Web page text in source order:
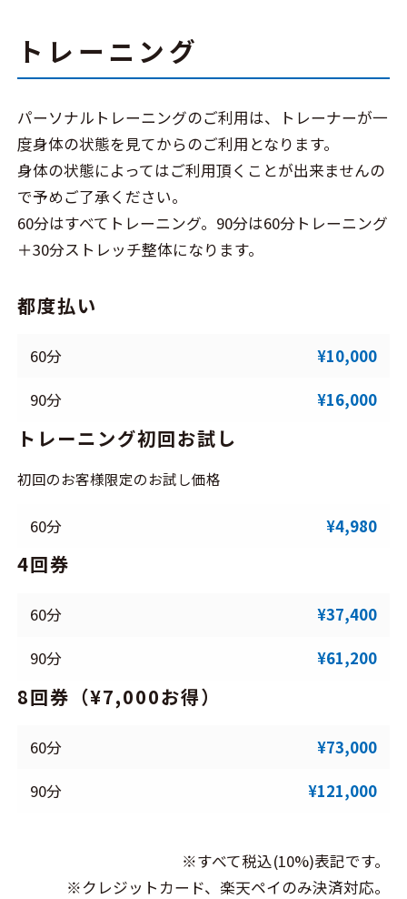
トレーニング
パーソナルトレーニングのご利用は、トレーナーが一
度身体の状態を見てからのご利用となります。
身体の状態によってはご利用頂くことが出来ませんの
で予めご了承ください。
60分はすべてトレーニング。90分は60分トレーニング
＋30分ストレッチ整体になります。
都度払い
60分 ¥10,000
90分 ¥16,000
トレーニング初回お試し
初回のお客様限定のお試し価格
60分 ¥4,980
4回券
60分 ¥37,400
90分 ¥61,200
8回券（¥7,000お得）
60分 ¥73,000
90分 ¥121,000
※すべて税込(10%)表記です。
※クレジットカード、楽天ペイのみ決済対応。